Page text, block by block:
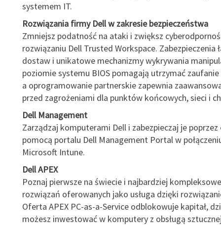
systemem IT.
Rozwiązania firmy Dell w zakresie bezpieczeństwa
Zmniejsz podatność na ataki i zwiększ
rozwiązaniu Dell Trusted Workspace. Zabezpieczenia
dostaw i unikatowe mechanizmy wykrywania
poziomie systemu BIOS pomagają utrzymać
a oprogramowanie partnerskie zapewnia
przed zagrożeniami dla punktów końcowych, sieci i
Dell Management
Zarządzaj komputerami Dell i zabezpieczaj je poprzez
pomocą portalu Dell Management Portal w
Microsoft Intune.
Dell APEX
Poznaj pierwsze na świecie i najbardziej
rozwiązań oferowanych jako usługa dzięki
Oferta APEX PC-as-a-Service odblokowuje kapitał,
możesz inwestować w komputery z obsługą